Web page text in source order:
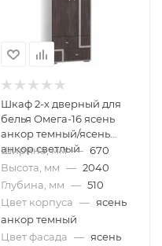
Шкаф 2-х дверный для
белья Омега-16 ясень
анкор темный/ясень
анкор светлый
Ширина, мм — 670
Высота, мм — 2040
Глубина, мм — 510
Цвет корпуса — ясень
анкор темный
Цвет фасада — ясень